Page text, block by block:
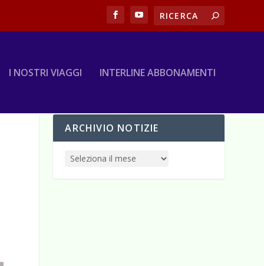
I NOSTRI VIAGGI INTERLINE ABBONAMENTI
ARCHIVIO NOTIZIE